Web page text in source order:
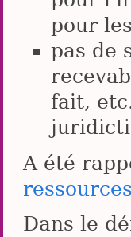
pour
pas de
fait,
A été
ressources
Dans le